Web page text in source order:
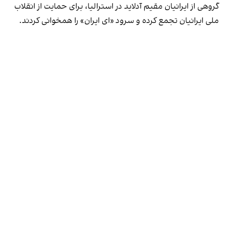
گروهی از ایرانیان مقیم آدلاید در استرالیا، برای حمایت از انقلاب
ملی ایرانیان تجمع کرده و سرود «ای ایران» را همخوانی کردند.